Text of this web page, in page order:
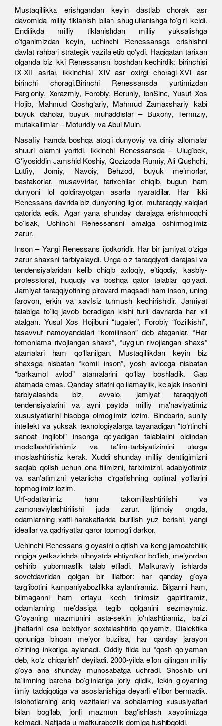
Mustaqillikka erishgandan keyin dastlab chorak asr
davomida milliy tiklanish bilan shugʻullanishga toʻgʻri keldi.
Endilikda milliy tiklanishdan milliy yuksalishga
oʻtganimizdan keyin, uchinchi Renessansga erishishni
davlat rahbari strategik vazifa etib qoʻydi. Haqiqatan tarixan
olganda biz ikki Renessansni boshdan kechirdik: birinchisi
IX-XII asrlar, ikkinchisi XIV asr oxirgi choragi-XVI asr
birinchi choragi.Birinchi Renessansda yurtimizdan
Fargʻoniy, Xorazmiy, Forobiy, Beruniy, IbnSino, Yusuf Xos
Hojib, Mahmud Qoshgʻariy, Mahmud Zamaxshariy kabi
buyuk daholar, buyuk muhaddislar – Buxoriy, Termiziy,
mutakallimlar – Moturidiy va Abul Muin.
Nasafiy hamda boshqa atoqli dunyoviy va diniy allomalar
shuuri olamni yoritdi. Ikkinchi Renessansda – Ulugʻbek,
Gʻiyosiddin Jamshid Koshiy, Qozizoda Rumiy, Ali Qushchi,
Lutfiy, Jomiy, Navoiy, Behzod, buyuk meʼmorlar,
bastakorlar, musavvirlar, tarixchilar chiqib, bugun ham
dunyoni lol qoldirayotgan asarla ryaratdilar. Har ikki
Renessans davrida biz dunyoning ilgʻor, mutaraqqiy xalqlari
qatorida edik. Agar yana shunday darajaga erishmoqchi
boʻlsak, Uchinchi Renessansni amalga oshirmogʻimiz
zarur.
Inson – Yangi Renessans ijodkoridir. Har bir jamiyat oʻziga
zarur shaxsni tarbiyalaydi. Unga oʻz taraqqiyoti darajasi va
tendensiyalaridan kelib chiqib axloqiy, eʼtiqodiy, kasbiy-
professional, huquqiy va boshqa qator talablar qoʻyadi.
Jamiyat taraqqiyotining pirovard maqsadi ham inson, uning
farovon, erkin va xavfsiz turmush kechirishidir. Jamiyat
talabiga toʻliq javob beradigan kishi turli davrlarda har xil
atalgan. Yusuf Xos Hojibuni “tugaler”, Forobiy “fozilkishi”,
tasavvuf namoyandalari “komilinson” deb ataganlar. “Har
tomonlama rivojlangan shaxs”, “uygʻun rivojlangan shaxs”
atamalari ham qoʻllanilgan. Mustaqillikdan keyin biz
shaxsga nisbatan “komil inson”, yosh avlodga nisbatan
“barkamol avlod” atamalarini qoʻllay boshladik. Gap
atamada emas. Qanday sifatni qoʻllamaylik, kelajak insonini
tarbiyalashda biz, avvalo, jamiyat taraqqiyoti
tendensiyalarini va ayni paytda milliy maʼnaviyatimiz
xususiyatlarini hisobga olmogʻimiz lozim. Binobarin, sunʼiy
intellekt va yuksak texnologiyalarga tayanadigan “toʻrtinchi
sanoat inqilobi” insonga qoʻyadigan talablarini oldindan
modellashtirishimiz va taʼlim-tarbiyatizimini ularga
moslashtirishiz kerak. Xuddi shunday milliy identligimizni
saqlab qolish uchun ona tilimizni, tariximizni, adabiyotimiz
va sanʼatimizni yetarlicha oʻrgatishning optimal yoʻllarini
topmogʻimiz lozim.
Urf-odatlarimiz ham takomillashtirilishi va
zamonaviylashtirilishi juda zarur. Ijtimoiy ongda,
odamlarning xatti-harakatlarida burilish yuz berishi, yangi
ideallar va qadriyatlar qaror topmogʻi darkor.
Uchinchi Renessans gʻoyasini oʻqitish va keng jamoatchilik
ongiga yetkazishda nihoyatda ehtiyotkor boʻlish, meʼyordan
oshirib yubormaslik talab etiladi. Mafkuraviy ishlarda
sovetdavridan qolgan bir illatbor: har qanday gʻoya
targʻibotini kampaniyabozlikka aylantiramiz. Bilganni ham,
bilmaganni ham ertayu kech tinimsiz gapirtiramiz,
odamlarning meʼdasiga tegib qolganini sezmaymiz.
Gʻoyaning mazmunini asta-sekin joʻnlashtiramiz, baʼzi
jihatlarini esa beixtiyor soxtalashtirib qoʻyamiz. Dialektika
qonuniga binoan meʼyor buzilsa, har qanday jarayon
oʻzining inkoriga aylanadi. Oddiy tilda bu “qosh qoʻyaman
deb, koʻz chiqarish” deyiladi. 2000-yilda eʼlon qilingan milliy
gʻoya ana shunday munosabatga uchradi. Shoshib uni
taʼlimning barcha boʻgʻinlariga joriy qildik, lekin gʻoyaning
ilmiy tadqiqotiga va asoslanishiga deyarli eʼtibor bermadik.
Islohotlarning aniq vazifalari va sohalarning xususiyatlari
bilan bogʻlab, jonli mazmun bagʻishlash xayolimizga
kelmadi. Natijada u mafkurabozlik domiga tushibqoldi.